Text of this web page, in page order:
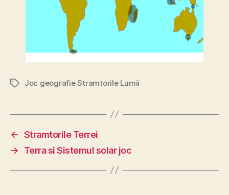
EticheteJoc geografie Stramtorile Lumii
← Stramtorile Terrei
→
Terra si Sistemul solar joc